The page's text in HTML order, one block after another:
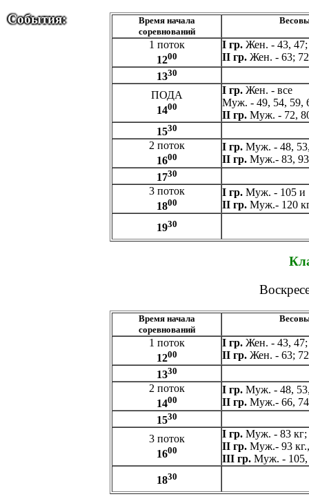
События:
Время начала
соревнований
1 поток
1200
I гр. Жен. - 43, 47;
II гр. Жен. - 63;
1330
ПОДА
1400
I гр. Жен. - все
Муж. - 49, 54, 59,
II гр. Муж. - 72,
1530
2 поток
1600
I гр. Муж. - 48,
II гр. Муж.- 83, 93
1730
3 поток
1800
I гр. Муж. - 105 и
II гр. Муж.- 120
1930
Время начала
соревнований
1 поток
1200
I гр. Жен. - 43, 47;
II гр. Жен. - 63;
1330
2 поток
1400
I гр. Муж. - 48,
II гр. Муж.- 66, 74
1530
3 поток
1600
I гр. Муж. - 83 кг;
II гр. Муж.- 93 кг.,
III гр. Муж. - 105,
1830